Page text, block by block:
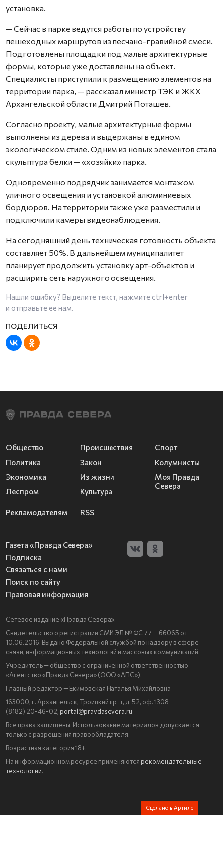
установка.
— Сейчас в парке ведутся работы по устройству
пешеходных маршрутов из песчано-гравийной смеси.
Подготовлены площадки под малые архитектурные
формы, которые уже доставлены на объект.
Специалисты приступили к размещению элементов на
территории парка, — рассказал министр ТЭК и ЖКХ
Архангельской области Дмитрий Поташев.
Согласно проекту, малые архитектурные формы
выполнены из дерева и выдержаны в едином
экологическом стиле. Одним из новых элементов стала
скульптура белки — «хозяйки» парка.
Одновременно подрядчик занимается монтажом
уличного освещения и установкой алюминиевых
бордюров. На территории также уже разместили и
подключили камеры видеонаблюдения.
На сегодняшний день техническая готовность объекта
составляет 50%. В дальнейшем муниципалитет
планирует продолжить установку арт-объектов и
расширить сеть наружного освещения.
Нашли ошибку? Выделите текст, нажмите ctrl+enter
и отправьте ее нам.
Общество
Политика
Экономика
Леспром
Происшествия
Закон
Из жизни
Культура
Спорт
Колумнисты
Моя Правда
Севера
Рекламодателям RSS
Газета «Правда Севера»
Подписка
Связаться с нами
Поиск по сайту
Правовая информация
Сетевое издание «Правда Севера».
Свидетельство о регистрации СМИ ЭЛ № ФС 77 — 66065 от
10.06.2016. Выдано Федеральной службой по надзору в сфере
связи, информационных технологий и массовых коммуникаций.
Учредитель — общество с ограниченной ответственностью
«Агентство «Правда Севера» (ООО «АПС»).
Главный редактор — Екимовская Наталья Михайловна
163000, г. Архангельск, Троицкий пр-т, д. 52, оф. 1308
(8182) 20-46-02, portal@pravdasevera.ru
Все права защищены. Использование материалов допускается
только с разрешения правообладателя.
Возрастная категория 18+.
На информационном ресурсе применяются рекомендательные
технологии.
Сделано в Артиле